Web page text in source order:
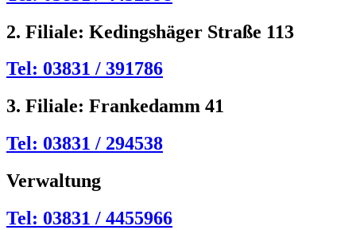
2. Filiale: Kedingshäger Straße 113
Tel: 03831 / 391786
3. Filiale: Frankedamm 41
Tel: 03831 / 294538
Verwaltung
Tel: 03831 / 4455966